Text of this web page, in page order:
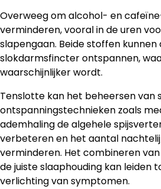
Overweeg om alcohol- en
verminderen, vooral in de uren
slapengaan. Beide stoffen
slokdarmsfincter ontspannen,
waarschijnlijker wordt.
Tenslotte kan het beheersen van
ontspanningstechnieken zoals
ademhaling de algehele
verbeteren en het aantal
verminderen. Het combineren
de juiste slaaphouding kan leiden
verlichting van symptomen.